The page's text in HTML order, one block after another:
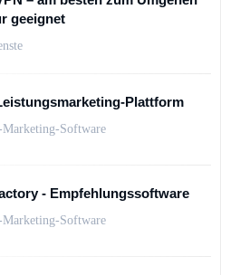
geeignet
Plattform
Software
- Empfehlungssoftware
Software